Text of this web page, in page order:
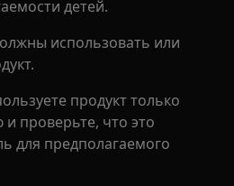
детей.
использовать или
продукт только
проверьте, что это
для предполагаемого